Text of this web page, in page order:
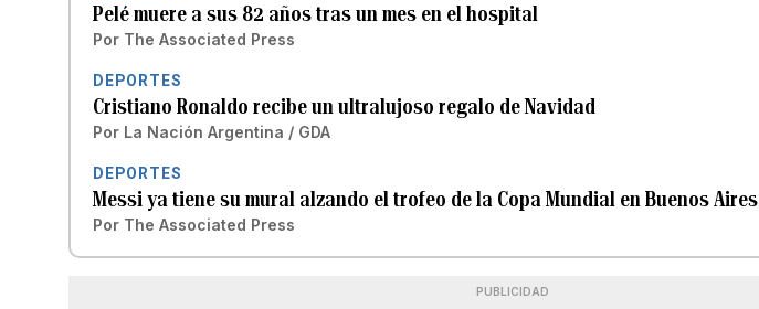
Pelé muere a sus 82 años tras un mes en el hospital
Por The Associated Press
DEPORTES
Cristiano Ronaldo recibe un ultralujoso regalo de Navidad
Por La Nación Argentina / GDA
DEPORTES
Messi ya tiene su mural alzando el trofeo de la Copa Mundial en Buenos Aires
Por The Associated Press
PUBLICIDAD